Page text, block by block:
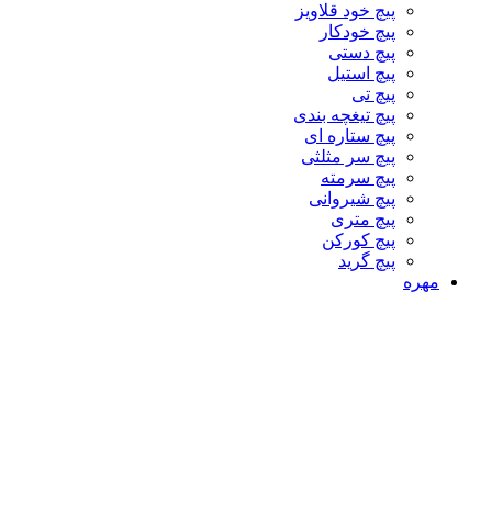
پیچ خود قلاویز
پیچ خودکار
پیچ دستی
پیچ استیل
پیچ تی
پیچ تیغچه بندی
پیچ ستاره ای
پیچ سر مثلثی
پیچ سرمته
پیچ شیروانی
پیچ متری
پیچ کورکن
پیچ گرید
مهره